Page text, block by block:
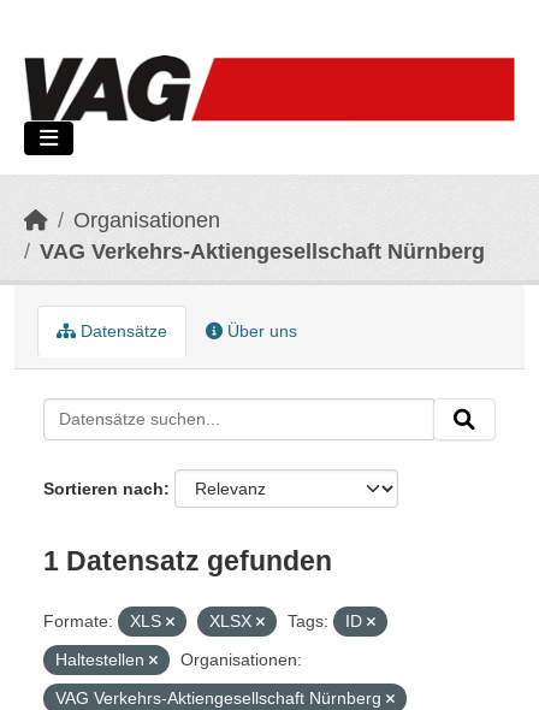
Organisationen
VAG Verkehrs-Aktiengesellschaft Nürnberg
Datensätze Über uns
Sortieren nach
1 Datensatz gefunden
Formate: XLS XLSX Tags:
ID
Haltestellen
Organisationen:
VAG Verkehrs-Aktiengesellschaft Nürnberg